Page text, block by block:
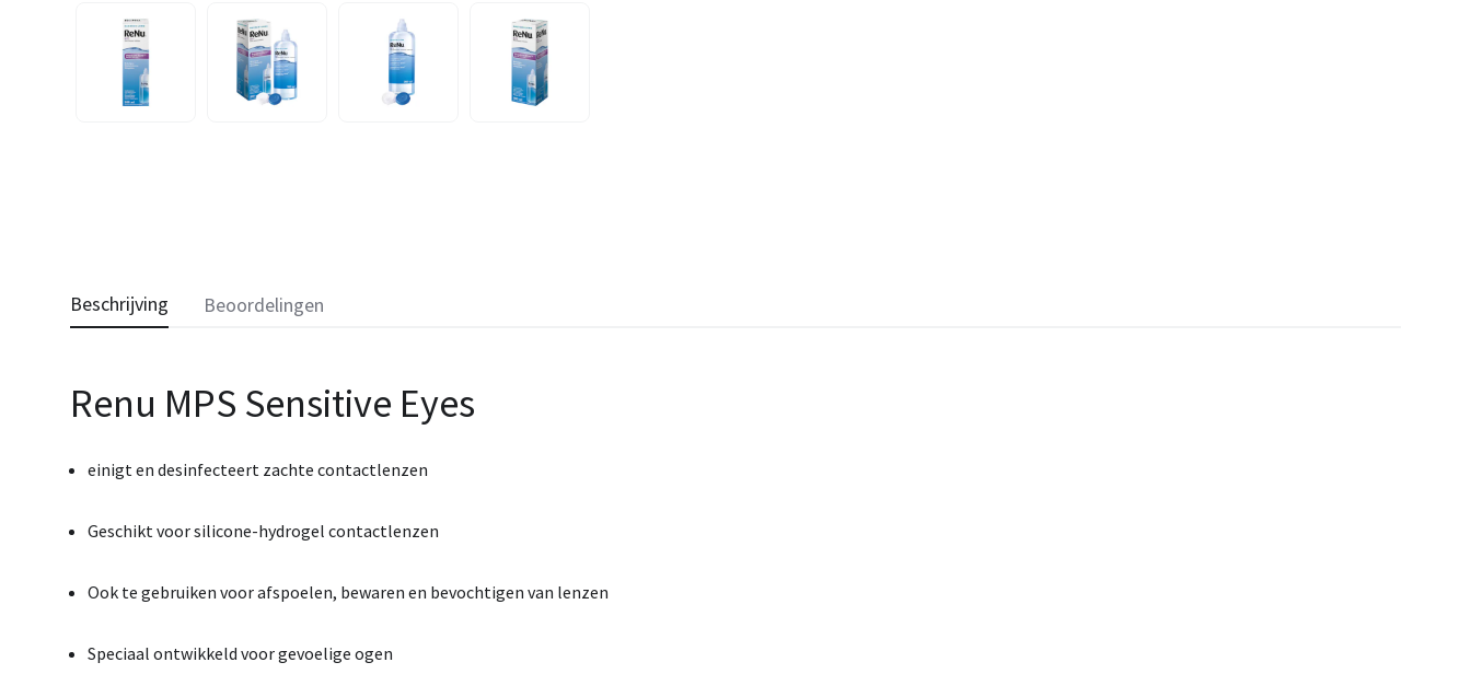
Beschrijving
Renu MPS Sensitive Eyes
einigten desinfecteert zachte contactlenzen
Geschiktvoorsilicone-hydrogel contactlenzen
Ook te gebruiken voorafspoelen, bewaren en bevochtigen van lenzen
Speciaal ontwikkeld voorgevoelige ogen
Beoordelingen